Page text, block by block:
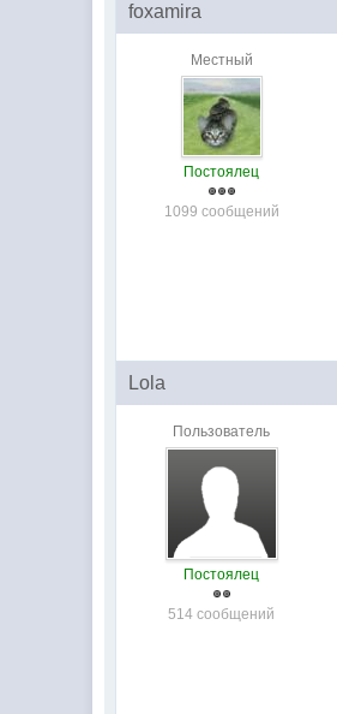
foxamira
Местный
Постоялец
1099 сообщений
Lola
Пользователь
Постоялец
514 сообщений